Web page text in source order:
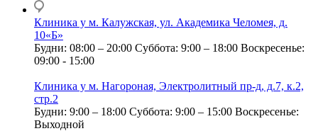
Клиника у м. Калужская, ул. Академика Челомея, д.
10«Б»
Будни: 08:00 – 20:00 Суббота: 9:00 – 18:00 Воскресенье:
09:00 - 15:00
Клиника у м. Нагороная, Электролитный пр-д, д.7, к.2,
стр.2
Будни: 9:00 – 18:00 Суббота: 9:00 – 15:00 Воскресенье:
Выходной